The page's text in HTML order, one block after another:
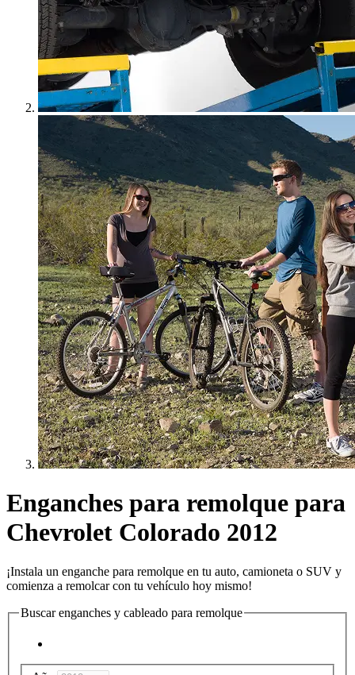
Enganches para remolque para
Chevrolet Colorado 2012
¡Instala un enganche para remolque en tu auto, camioneta o SUV y
comienza a remolcar con tu vehículo hoy mismo!
Buscar enganches y cableado para remolque